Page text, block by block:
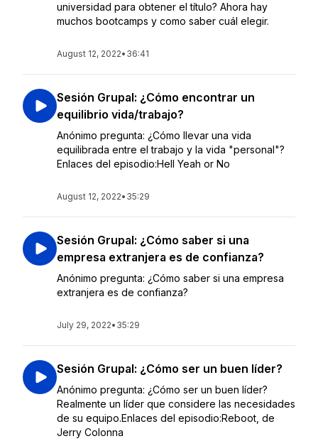
universidad para obtener el título? Ahora hay
muchos bootcamps y como saber cuál elegir.
August 12, 2022• 36:41
Sesión Grupal: ¿Cómo encontrar un
equilibrio vida/trabajo?
Anónimo pregunta: ¿Cómo llevar una vida
equilibrada entre el trabajo y la vida "personal"?
Enlaces del episodio:Hell Yeah or No
August 12, 2022• 35:29
Sesión Grupal: ¿Cómo saber si una
empresa extranjera es de confianza?
Anónimo pregunta: ¿Cómo saber si una empresa
extranjera es de confianza?
July 29, 2022• 35:29
Sesión Grupal: ¿Cómo ser un buen líder?
Anónimo pregunta: ¿Cómo ser un buen líder?
Realmente un líder que considere las necesidades
de su equipo.Enlaces del episodio:Reboot, de
Jerry Colonna